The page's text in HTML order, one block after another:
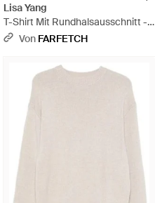
Lisa Yang
T-Shirt Mit Rundhalsausschnitt -
WeißVon FARFETCH